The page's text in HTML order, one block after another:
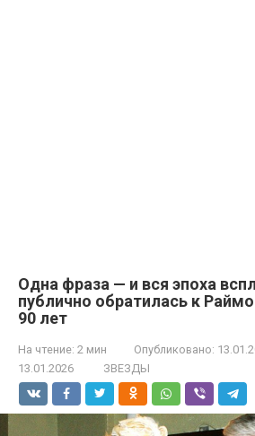
Одна фраза — и вся эпоха
публично обратилась к
90 лет
На чтение: 2 мин Опубликовано:
13.01.2026
ЗВЕЗДЫ